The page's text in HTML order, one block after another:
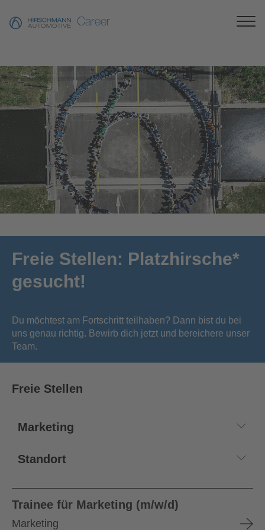
Career
Freie Stellen: Platzhirsche*
gesucht!
Du möchtest am Fortschritt teilhaben? Dann bist du bei
uns genau richtig. Bewirb dich jetzt und bereichere unser
Team.
Freie Stellen
Trainee für Marketing (m/w/d)
Marketing